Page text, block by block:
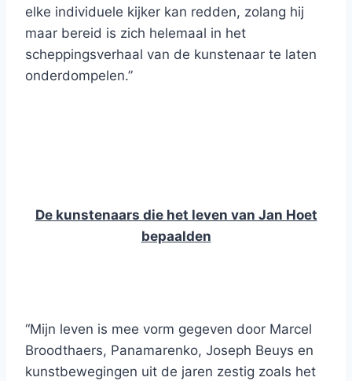
elke individuele kijker kan redden, zolang hij
maar bereid is zich helemaal in het
scheppingsverhaal van de kunstenaar te laten
onderdompelen.”
De kunstenaars die het leven van Jan Hoet
bepaalden
“Mijn leven is mee vorm gegeven door Marcel
Broodthaers, Panamarenko, Joseph Beuys en
kunstbewegingen uit de jaren zestig zoals het